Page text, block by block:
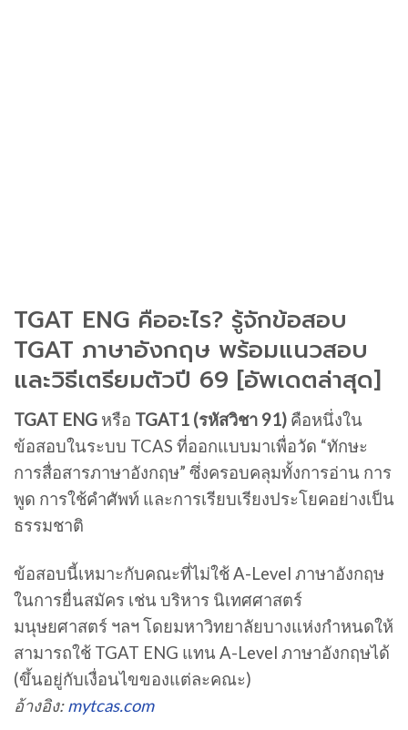
TGAT ENG คืออะไร? รู้จักข้อสอบ
TGAT ภาษาอังกฤษ พร้อมแนวสอบ
และวิธีเตรียมตัวปี 69 [อัพเดตล่าสุด]
TGAT ENG หรือ TGAT1 (รหัสวิชา 91) คือหนึ่งใน
ข้อสอบในระบบ TCAS ที่ออกแบบมาเพื่อวัด “ทักษะ
การสื่อสารภาษาอังกฤษ” ซึ่งครอบคลุมทั้งการอ่าน การ
พูด การใช้คำศัพท์ และการเรียบเรียงประโยคอย่างเป็น
ธรรมชาติ
ข้อสอบนี้เหมาะกับคณะที่ไม่ใช้ A-Level ภาษาอังกฤษ
ในการยื่นสมัคร เช่น บริหาร นิเทศศาสตร์
มนุษยศาสตร์ ฯลฯ โดยมหาวิทยาลัยบางแห่งกำหนดให้
สามารถใช้ TGAT ENG แทน A-Level ภาษาอังกฤษได้
(ขึ้นอยู่กับเงื่อนไขของแต่ละคณะ)
อ้างอิง:mytcas.com